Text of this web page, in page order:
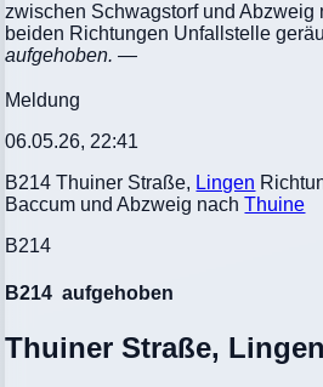
zwischen Schwagstorf und Abzweig
beiden Richtungen Unfallstelle
aufgehoben. —
Meldung
06.05.26, 22:41
B214 Thuiner Straße, Lingen
Baccum und Abzweig nachThuine
B214
B214 aufgehoben
Thuiner Straße,